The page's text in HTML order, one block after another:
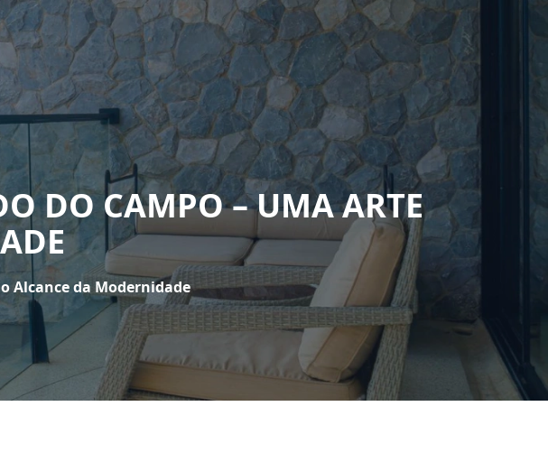
DO CAMPO – UMA ARTE
Alcance da Modernidade